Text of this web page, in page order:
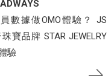
OMO體驗？ JS
STAR JEWELRY